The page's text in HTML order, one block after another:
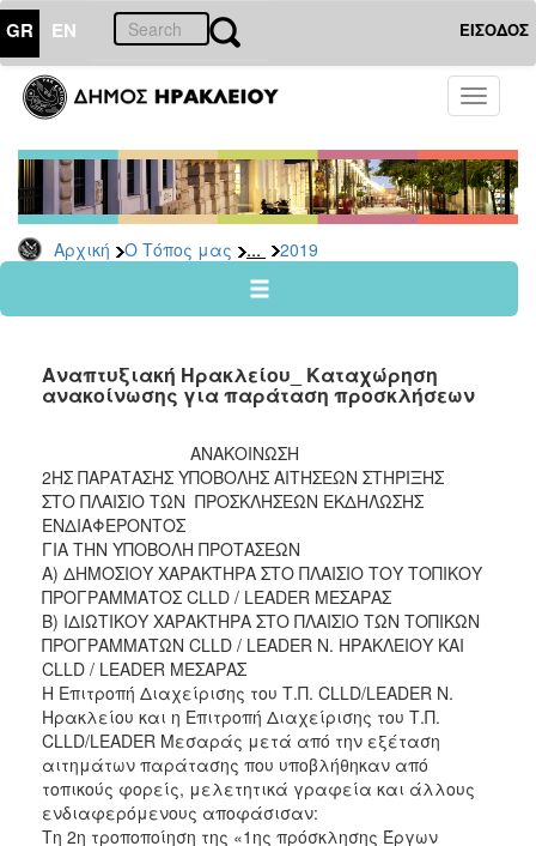
GR EN ΕΙΣΟΔΟΣ
Toggle
Αρχική Ο Τόπος μας ... 2019
ΤΟΠΟΣ
ΜΑΣ
Ανακοινώσεις
Αρχείο
2026
2024
2022
2019
2018
2017
2016
2015
2012
2011
Αναπτυξιακή Ηρακλείου_ Καταχώρηση
ανακοίνωσης για παράταση προσκλήσεων
ΑΝΑΚΟΙΝΩΣΗ
2ΗΣ ΠΑΡΑΤΑΣΗΣ ΥΠΟΒΟΛΗΣ ΑΙΤΗΣΕΩΝ ΣΤΗΡΙΞΗΣ
ΣΤΟ ΠΛΑΙΣΙΟ ΤΩΝ ΠΡΟΣΚΛΗΣΕΩΝ ΕΚΔΗΛΩΣΗΣ
ΕΝΔΙΑΦΕΡΟΝΤΟΣ
ΓΙΑ ΤΗΝ ΥΠΟΒΟΛΗ ΠΡΟΤΑΣΕΩΝ
Α) ΔΗΜΟΣΙΟΥ ΧΑΡΑΚΤΗΡΑ ΣΤΟ ΠΛΑΙΣΙΟ ΤΟΥ ΤΟΠΙΚΟΥ
ΠΡΟΓΡΑΜΜΑΤΟΣ CLLD / LEADER ΜΕΣΑΡΑΣ
Β) ΙΔΙΩΤΙΚΟΥ ΧΑΡΑΚΤΗΡΑ ΣΤΟ ΠΛΑΙΣΙΟ ΤΩΝ ΤΟΠΙΚΩΝ
ΠΡΟΓΡΑΜΜΑΤΩΝ CLLD / LEADER Ν. ΗΡΑΚΛΕΙΟΥ ΚΑΙ
CLLD / LEADER ΜΕΣΑΡΑΣ
Η Επιτροπή Διαχείρισης του Τ.Π. CLLD/LEADER Ν.
Ηρακλείου και η Επιτροπή Διαχείρισης του Τ.Π.
CLLD/LEADER Μεσαράς μετά από την εξέταση
αιτημάτων παράτασης που υποβλήθηκαν από
τοπικούς φορείς, μελετητικά γραφεία και άλλους
ενδιαφερόμενους αποφάσισαν:
Τη 2η τροποποίηση της «1ης πρόσκλησης Έργων